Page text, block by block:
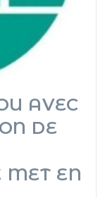
AVEC
DE
MET EN